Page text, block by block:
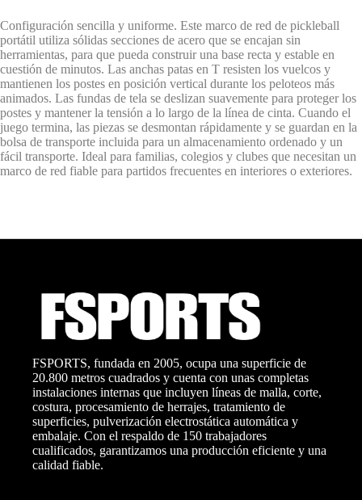
Configuración sencilla y uniforme. Este marco de red de pickleball
portátil utiliza sólidas secciones de acero que se encajan sin
herramientas, para que pueda construir una base recta y estable en
cuestión de minutos. Las anchas patas en T resisten los vuelcos y
mantienen los postes en posición vertical durante los peloteos más
animados. Las fundas de tela se deslizan suavemente para proteger los
postes y mantener la tensión a lo largo de la línea de cinta. Cuando el
juego termina, las piezas se desmontan rápidamente y se guardan en la
bolsa de transporte incluida para un almacenamiento ordenado y un
fácil transporte. Ideal para familias, colegios y clubes que necesitan un
marco de red fiable para partidos frecuentes en interiores o exteriores.
FSPORTS, fundada en 2005, ocupa una superficie de
20.800 metros cuadrados y cuenta con unas completas
instalaciones internas que incluyen líneas de malla, corte,
costura, procesamiento de herrajes, tratamiento de
superficies, pulverización electrostática automática y
embalaje. Con el respaldo de 150 trabajadores
cualificados, garantizamos una producción eficiente y una
calidad fiable.